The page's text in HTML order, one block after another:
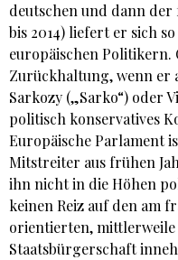
deutschen und dann der
bis 2014) liefert er sich
europäischen
Zurückhaltung, wenn er
Sarkozy („Sarko“) oder
politisch konservatives
Europäische Parlament
Mitstreiter aus frühen
ihn nicht in die Höhen
keinen Reiz auf den am
orientierten, mittlerweile
Staatsbürgerschaft